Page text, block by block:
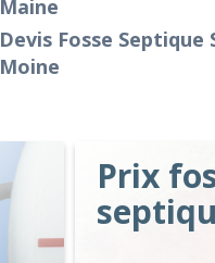
Maine
Devis Fosse Septique
Moine
Prix